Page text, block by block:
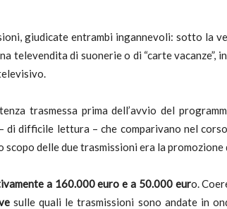
giudicate entrambi ingannevoli: sotto la
televendita di suonerie o di “carte vacanze”,
trasmessa prima dell’avvio del
difficile lettura – che comparivano nel corso
delle due trasmissioni era la
a 160.000 euro e a 50.000 euro.
sulle quali le trasmissioni sono andate in